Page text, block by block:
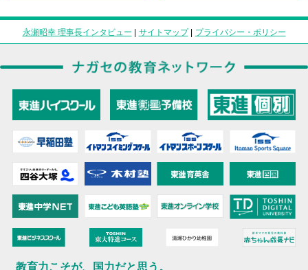
永瀬昭幸 理事長インタビュー | サイトマップ| プライバシー・ポリシー
教育力こそが、国力だと思う。